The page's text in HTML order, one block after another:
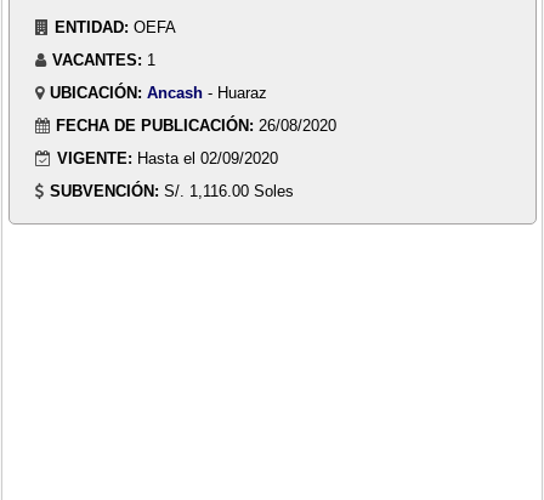
ENTIDAD: OEFA
VACANTES: 1
UBICACIÓN: Ancash - Huaraz
FECHA DE PUBLICACIÓN: 26/08/2020
VIGENTE: Hasta el 02/09/2020
SUBVENCIÓN: S/. 1,116.00 Soles